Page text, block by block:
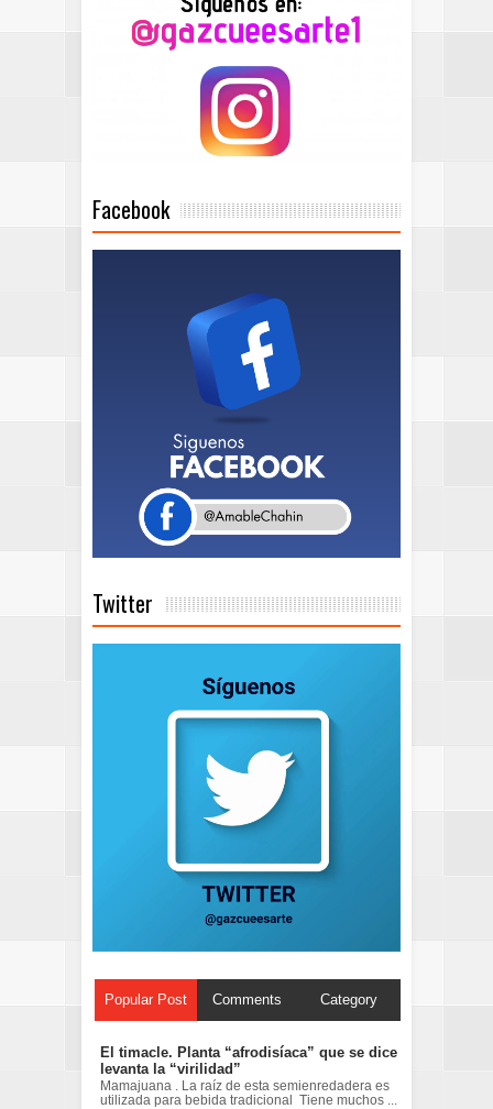
Facebook
Twitter
Popular Post Comments Category
El timacle. Planta “afrodisíaca” que se dice
levanta la “virilidad”
Mamajuana . La raíz de esta semienredadera es
utilizada para bebida tradicional Tiene muchos ...